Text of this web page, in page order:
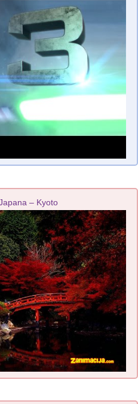
– Kyoto